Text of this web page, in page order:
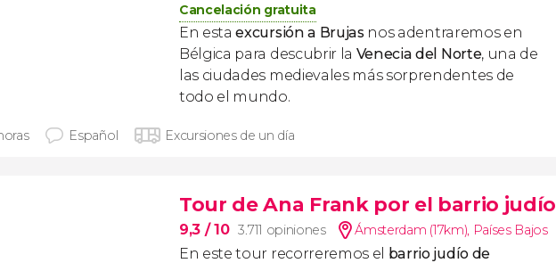
Cancelación gratuita
En estaexcursión a Brujasnos adentraremos en
Bélgica para descubrir la Venecia del Norte, una de
las ciudades medievales más sorprendentes de
todo el mundo.
Español Excursiones de un día
Tour de Ana Frank por el barrio judío
9,3 / 10 3.711 opiniones Ámsterdam (17km), Países Bajos
En este tour recorreremos el barrio judío de